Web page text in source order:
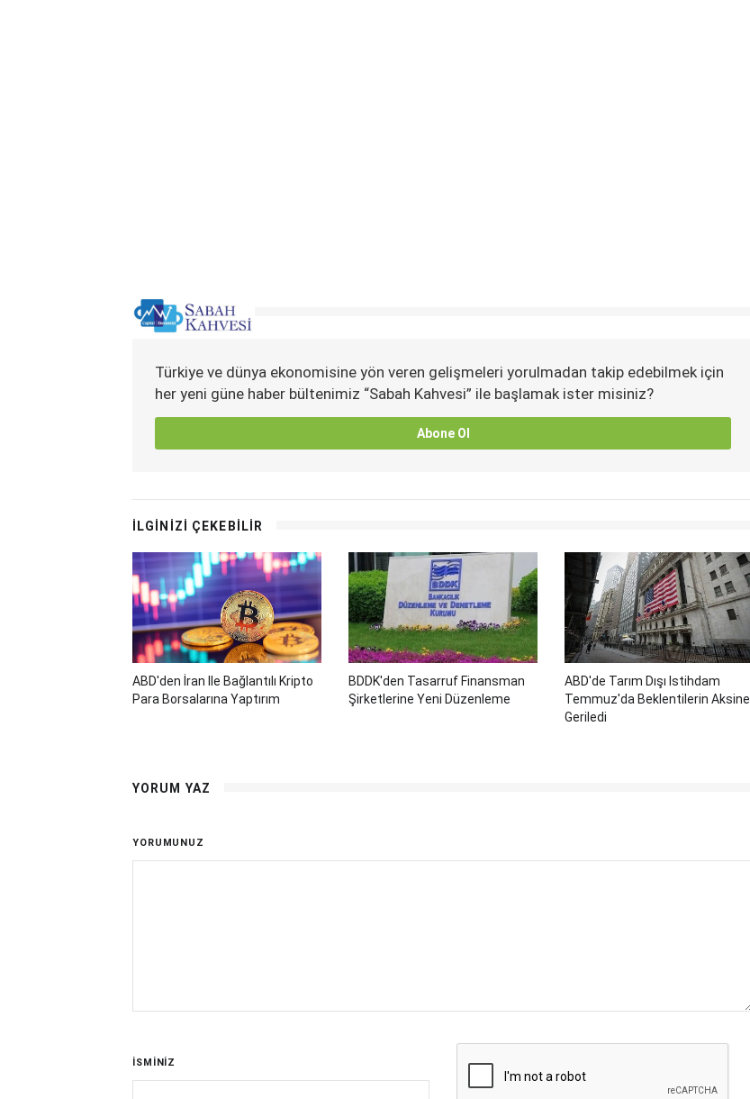
Türkiye ve dünya ekonomisine yön veren gelişmeleri yorulmadan takip edebilmek için
her yeni güne haber bültenimiz “Sabah Kahvesi” ile başlamak ister misiniz?
Abone Ol
İLGİNİZİ ÇEKEBİLİR
ABD'den İran Ile Bağlantılı Kripto
Para Borsalarına Yaptırım
BDDK'den Tasarruf Finansman
Şirketlerine Yeni Düzenleme
ABD'de Tarım Dışı Istihdam
Temmuz'da Beklentilerin Aksine
Geriledi
YORUM YAZ
YORUMUNUZ
İSMİNİZ